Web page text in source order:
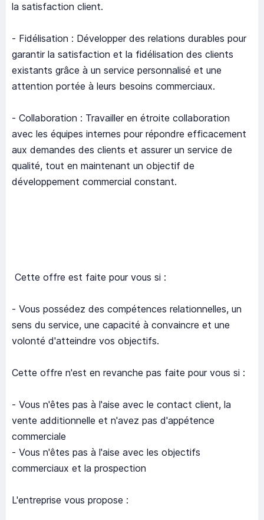
la satisfaction client.
- Fidélisation : Développer des relations durables pour
garantir la satisfaction et la fidélisation des clients
existants grâce à un service personnalisé et une
attention portée à leurs besoins commerciaux.
- Collaboration : Travailler en étroite collaboration
avec les équipes internes pour répondre efficacement
aux demandes des clients et assurer un service de
qualité, tout en maintenant un objectif de
développement commercial constant.
Cette offre est faite pour vous si :
- Vous possédez des compétences relationnelles, un
sens du service, une capacité à convaincre et une
volonté d'atteindre vos objectifs.
Cette offre n'est en revanche pas faite pour vous si :
- Vous n'êtes pas à l'aise avec le contact client, la
vente additionnelle et n'avez pas d'appétence
commerciale
- Vous n'êtes pas à l'aise avec les objectifs
commerciaux et la prospection
L'entreprise vous propose :